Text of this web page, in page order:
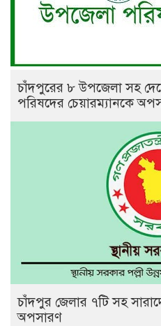
চাঁদপুরের ৮ উপজেলা সহ
পরিষদের চেয়ারম্যানকে
চাঁদপুর জেলার ৭টি সহ
অপসারণ